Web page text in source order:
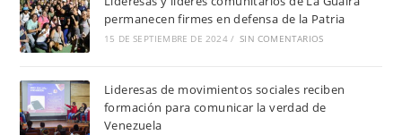
permanecen firmes en defensa de la Patria
15 DE SEPTIEMBRE DE 2024 / SIN COMENTARIOS
Lideresas de movimientos sociales reciben
formación para comunicar la verdad de
Venezuela